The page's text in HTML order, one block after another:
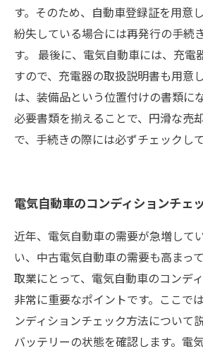
す。そのため、自動車登録証を用意
紛失している場合には再発行の手続
す。 最後に、電気自動車には、充電
すので、充電器の取扱説明書も用意
は、装備品という位置付けの書類に
必要書類を揃えることで、円滑な売
で、手続きの際には必ずチェックし
電気自動車のコンディションチェ
近年、電気自動車の需要が急増して
い、中古電気自動車の需要も高まっ
取業にとって、電気自動車のコンデ
非常に重要なポイントです。ここで
ンディションチェック方法について
バッテリーの状態を確認します。電